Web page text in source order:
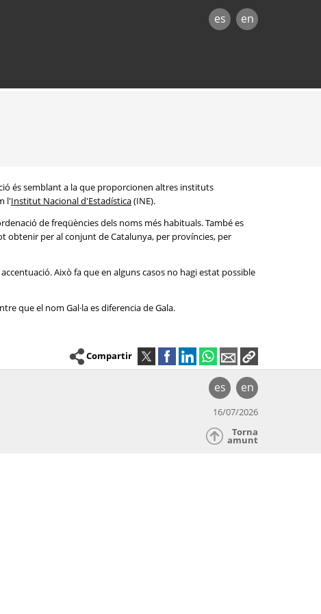
es en
és semblant a la que proporcionen altres instituts
l'Institut Nacional d'Estadística(INE).
de freqüències dels noms més habituals. També es
obtenir per al conjunt de Catalunya, per províncies, per
Això fa que en alguns casos no hagi estat possible
que el nom Gal·la es diferencia de Gala.
Compartir
es en
16/07/2026
Torna
amunt